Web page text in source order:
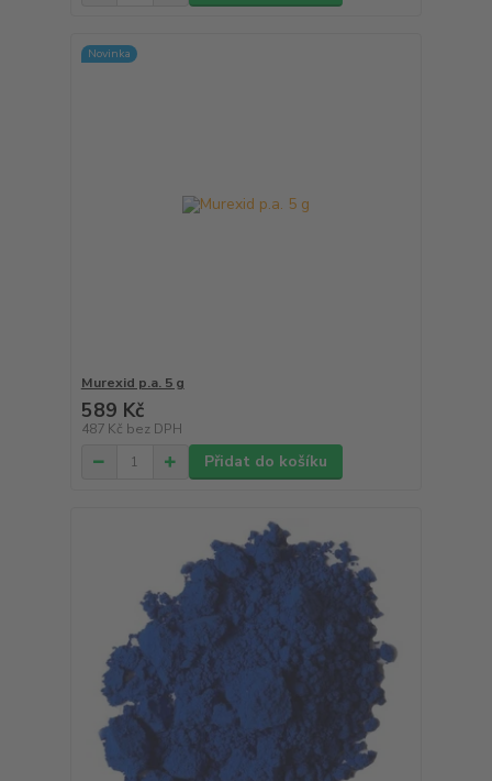
Novinka
Murexid p.a. 5 g
589 Kč
487 Kč bez DPH
Přidat do košíku